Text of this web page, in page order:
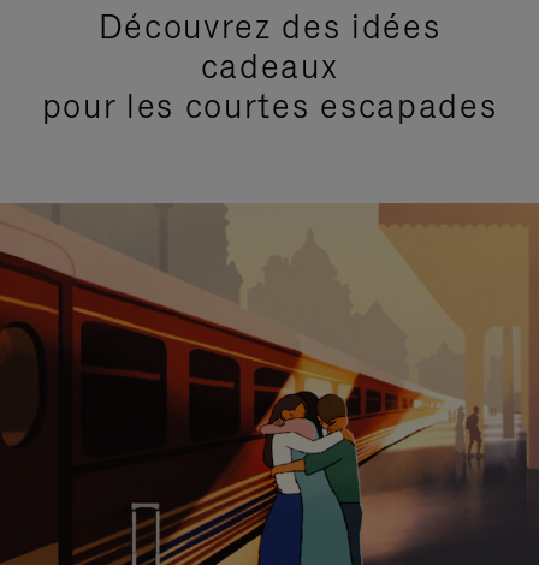
Découvrez des idées
cadeaux
pour les courtes escapades